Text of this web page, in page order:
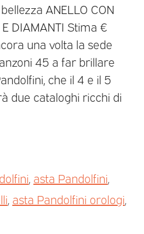
ANELLO CON
E DIAMANTI Stima €
una volta la sede
45 a far brillare
che il 4 e il 5
due cataloghi ricchi di
asta Pandolfini
asta Pandolfini orologi